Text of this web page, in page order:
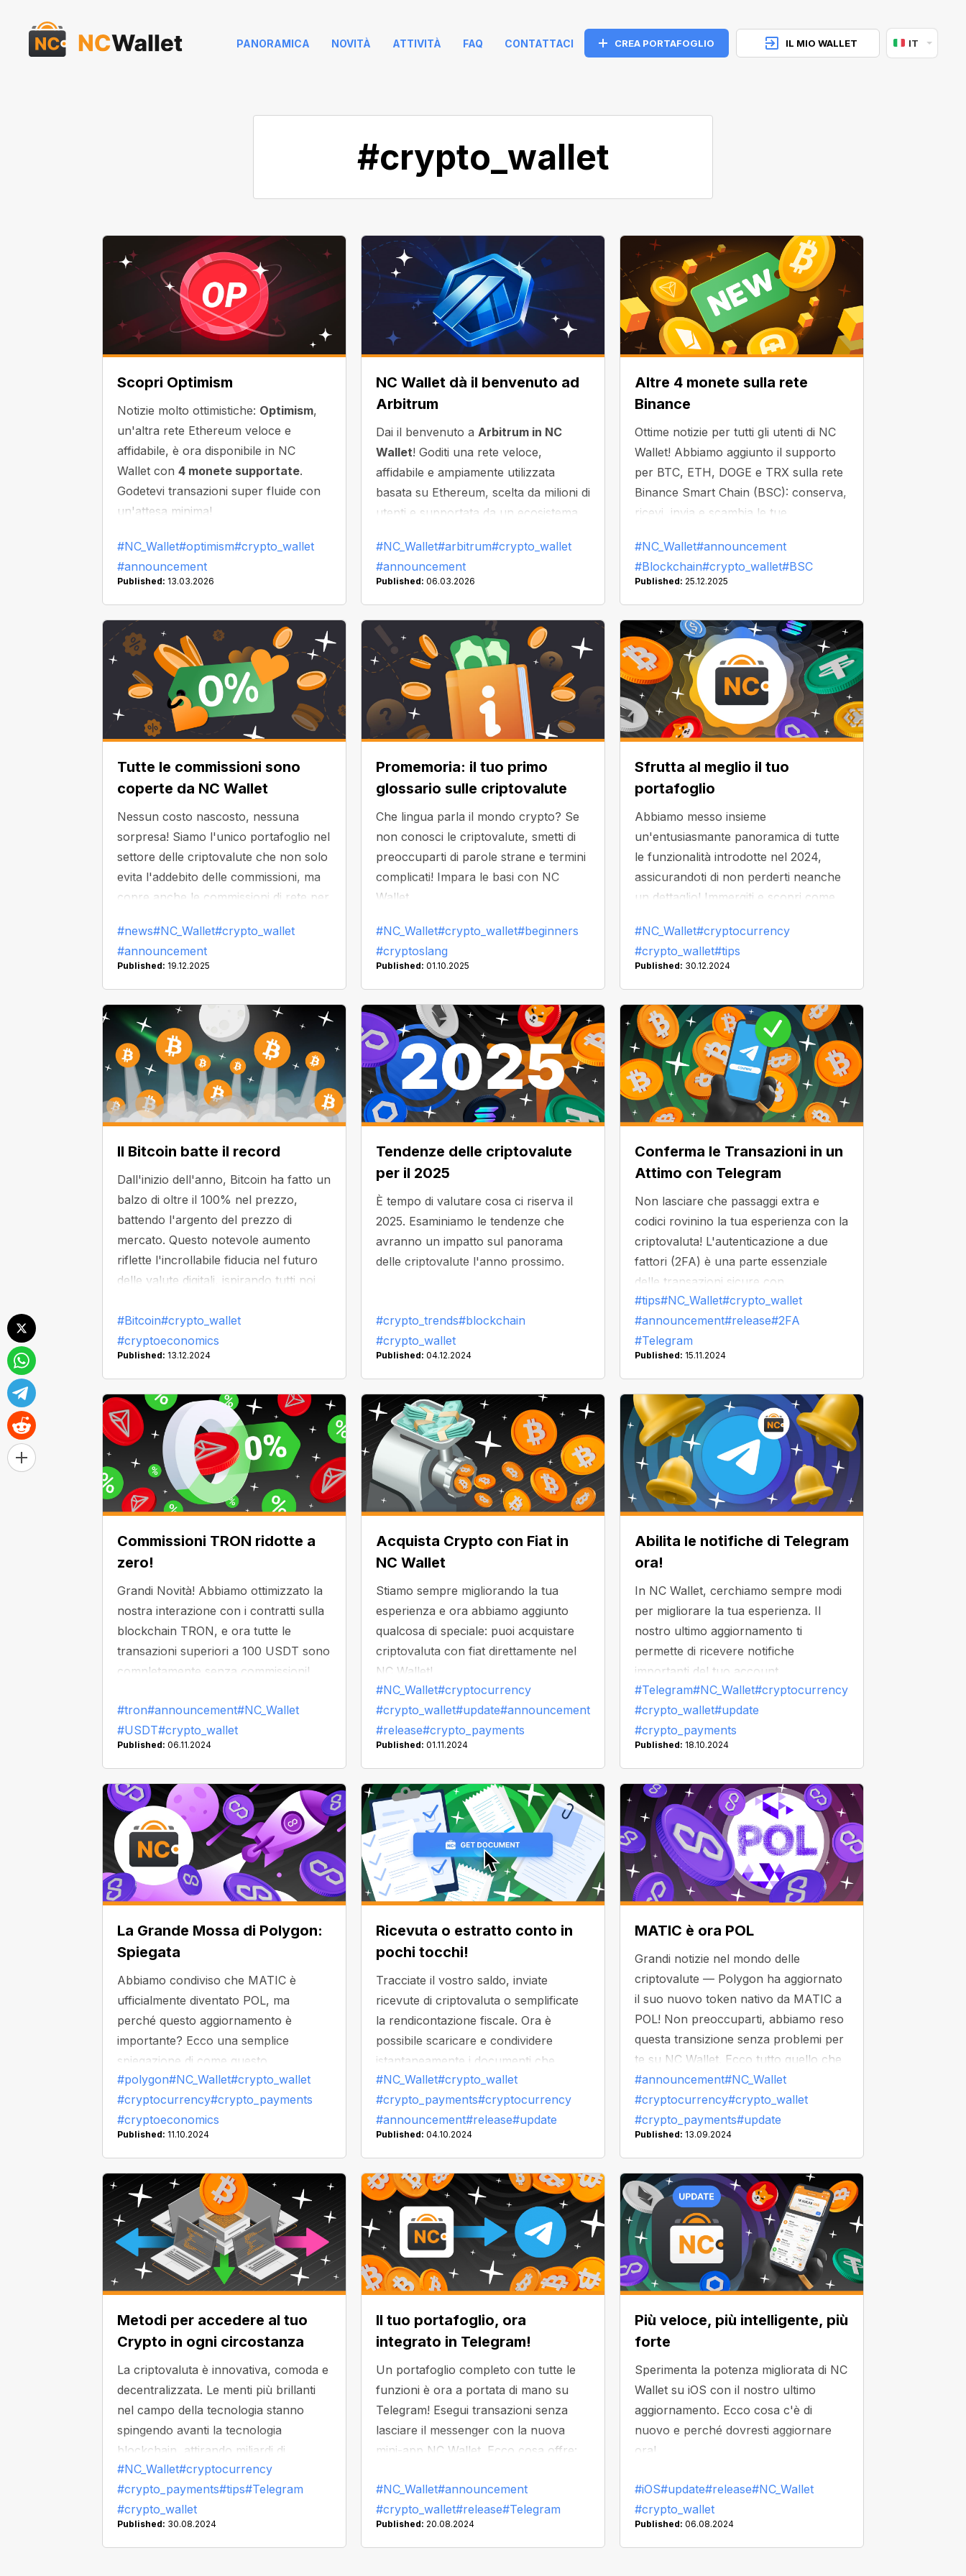
PANORAMICA NOVITÀ ATTIVITÀ FAQ CONTATTACI CREA PORTAFOGLIO IL MIO WALLET IT
#crypto_wallet
Scopri Optimism
Notizie molto ottimistiche: Optimism,
un'altra rete Ethereum veloce e
affidabile, è ora disponibile in NC
Wallet con 4 monete supportate.
Godetevi transazioni super fluide con
un'attesa minima!
#NC_Wallet#optimism#crypto_wallet
#announcement
Published: 13.03.2026
NC Wallet dà il benvenuto ad
Arbitrum
Dai il benvenuto a Arbitrum in NC
Wallet! Goditi una rete veloce,
affidabile e ampiamente utilizzata
basata su Ethereum, scelta da milioni di
utenti e supportata da un ecosistema
#NC_Wallet#arbitrum#crypto_wallet
#announcement
Published: 06.03.2026
Altre 4 monete sulla rete
Binance
Ottime notizie per tutti gli utenti di NC
Wallet! Abbiamo aggiunto il supporto
per BTC, ETH, DOGE e TRX sulla rete
Binance Smart Chain (BSC): conserva,
ricevi, invia e scambia le tue
#NC_Wallet#announcement
#Blockchain#crypto_wallet#BSC
Published: 25.12.2025
Tutte le commissioni sono
coperte da NC Wallet
Nessun costo nascosto, nessuna
sorpresa! Siamo l'unico portafoglio nel
settore delle criptovalute che non solo
evita l'addebito delle commissioni, ma
copre anche le commissioni di rete per
#news#NC_Wallet#crypto_wallet
#announcement
Published: 19.12.2025
Promemoria: il tuo primo
glossario sulle criptovalute
Che lingua parla il mondo crypto? Se
non conosci le criptovalute, smetti di
preoccuparti di parole strane e termini
complicati! Impara le basi con NC
Wallet.
#NC_Wallet#crypto_wallet#beginners
#cryptoslang
Published: 01.10.2025
Sfrutta al meglio il tuo
portafoglio
Abbiamo messo insieme
un'entusiasmante panoramica di tutte
le funzionalità introdotte nel 2024,
assicurandoti di non perderti neanche
un dettaglio! Immergiti e scopri come
portafoglio.
#NC_Wallet#cryptocurrency
#crypto_wallet#tips
Published: 30.12.2024
Il Bitcoin batte il record
Dall'inizio dell'anno, Bitcoin ha fatto un
balzo di oltre il 100% nel prezzo,
battendo l'argento del prezzo di
mercato. Questo notevole aumento
riflette l'incrollabile fiducia nel futuro
delle valute digitali, ispirando tutti noi
attendono.
#Bitcoin#crypto_wallet
#cryptoeconomics
Published: 13.12.2024
Tendenze delle criptovalute
per il 2025
È tempo di valutare cosa ci riserva il
2025. Esaminiamo le tendenze che
avranno un impatto sul panorama
delle criptovalute l'anno prossimo.
#crypto_trends#blockchain
#crypto_wallet
Published: 04.12.2024
Conferma le Transazioni in un
Attimo con Telegram
Non lasciare che passaggi extra e
codici rovinino la tua esperienza con la
criptovaluta! L'autenticazione a due
fattori (2FA) è una parte essenziale
delle transazioni sicure con
criptovalute, ma può essere fastidiosa.
Passare a un'app di autenticazione,
codici non validi o backup di chiavi
segrete - dimentica qualsiasi
inconveniente e preparati a dire:
"Wow". Abbiamo trovato un modo per
facilitare l'interazione con il tuo
portafoglio di criptovalute.
#tips#NC_Wallet#crypto_wallet
#announcement#release#2FA
#Telegram
Published: 15.11.2024
Commissioni TRON ridotte a
zero!
Grandi Novità! Abbiamo ottimizzato la
nostra interazione con i contratti sulla
blockchain TRON, e ora tutte le
transazioni superiori a 100 USDT sono
completamente senza commissioni!
commissioni sulle transazioni più
piccole, aiutandoti a risparmiare
ancora di più su ogni trasferimento.
#tron#announcement#NC_Wallet
#USDT#crypto_wallet
Published: 06.11.2024
Acquista Crypto con Fiat in
NC Wallet
Stiamo sempre migliorando la tua
esperienza e ora abbiamo aggiunto
qualcosa di speciale: puoi acquistare
criptovaluta con fiat direttamente nel
NC Wallet!
#NC_Wallet#cryptocurrency
#crypto_wallet#update#announcement
#release#crypto_payments
Published: 01.11.2024
Abilita le notifiche di Telegram
ora!
In NC Wallet, cerchiamo sempre modi
per migliorare la tua esperienza. Il
nostro ultimo aggiornamento ti
permette di ricevere notifiche
importanti del tuo account
direttamente tramite Telegram!
#Telegram#NC_Wallet#cryptocurrency
#crypto_wallet#update
#crypto_payments
Published: 18.10.2024
La Grande Mossa di Polygon:
Spiegata
Abbiamo condiviso che MATIC è
ufficialmente diventato POL, ma
perché questo aggiornamento è
importante? Ecco una semplice
spiegazione di come questo
aggiornamento ti riguarda come utente
— e perché POL potrebbe diventare il
tuo token preferito.
#polygon#NC_Wallet#crypto_wallet
#cryptocurrency#crypto_payments
#cryptoeconomics
Published: 11.10.2024
Ricevuta o estratto conto in
pochi tocchi!
Tracciate il vostro saldo, inviate
ricevute di criptovaluta o semplificate
la rendicontazione fiscale. Ora è
possibile scaricare e condividere
istantaneamente i documenti che
mostrano la cronologia delle
transazioni.
#NC_Wallet#crypto_wallet
#crypto_payments#cryptocurrency
#announcement#release#update
Published: 04.10.2024
MATIC è ora POL
Grandi notizie nel mondo delle
criptovalute — Polygon ha aggiornato
il suo nuovo token nativo da MATIC a
POL! Non preoccuparti, abbiamo reso
questa transizione senza problemi per
te su NC Wallet. Ecco tutto quello che
devi sapere.
#announcement#NC_Wallet
#cryptocurrency#crypto_wallet
#crypto_payments#update
Published: 13.09.2024
Metodi per accedere al tuo
Crypto in ogni circostanza
La criptovaluta è innovativa, comoda e
decentralizzata. Le menti più brillanti
nel campo della tecnologia stanno
spingendo avanti la tecnologia
blockchain, attirando miliardi di
investimenti. Eppure, come mai la
criptovaluta sta cadendo in una zona
grigia in alcuni paesi, e Google e Apple
stanno rimuovendo le app di
criptovaluta dai loro negozi?
#NC_Wallet#cryptocurrency
#crypto_payments#tips#Telegram
#crypto_wallet
Published: 30.08.2024
Il tuo portafoglio, ora
integrato in Telegram!
Un portafoglio completo con tutte le
funzioni è ora a portata di mano su
Telegram! Esegui transazioni senza
lasciare il messenger con la nuova
mini-app NC Wallet. Ecco cosa offre:
#NC_Wallet#announcement
#crypto_wallet#release#Telegram
Published: 20.08.2024
Più veloce, più intelligente, più
forte
Sperimenta la potenza migliorata di NC
Wallet su iOS con il nostro ultimo
aggiornamento. Ecco cosa c'è di
nuovo e perché dovresti aggiornare
ora!
#iOS#update#release#NC_Wallet
#crypto_wallet
Published: 06.08.2024